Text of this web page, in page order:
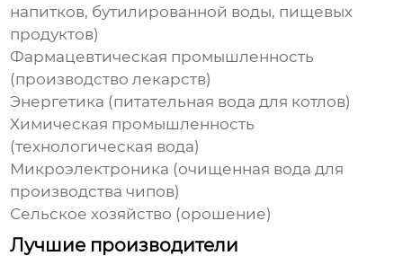
напитков, бутилированной воды, пищевых
продуктов)
Фармацевтическая промышленность
(производство лекарств)
Энергетика (питательная вода для котлов)
Химическая промышленность
(технологическая вода)
Микроэлектроника (очищенная вода для
производства чипов)
Сельское хозяйство (орошение)
Лучшие производители